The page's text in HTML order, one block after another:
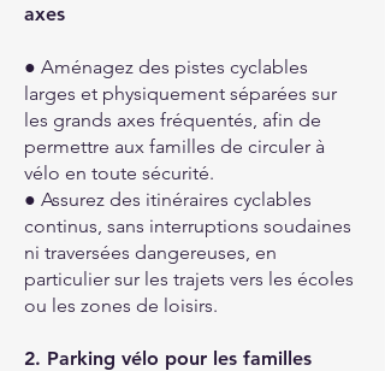
axes
● Aménagez des pistes cyclables
larges et physiquement séparées sur
les grands axes fréquentés, afin de
permettre aux familles de circuler à
vélo en toute sécurité.
● Assurez des itinéraires cyclables
continus, sans interruptions soudaines
ni traversées dangereuses, en
particulier sur les trajets vers les écoles
ou les zones de loisirs.
2. Parking vélo pour les familles